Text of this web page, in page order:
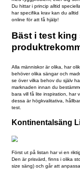
modell fast i olika mått.
Vissa är så kallade
sängar kanske är
bäst i hem som inretts
renoverar eller gör om
Funktioner däremot,
kroppstyper eller
finns andra funktioner
som har en motor som
med ryggproblem,
Du hittar i princip alltid
har specifika krav kan
online för att få hjälp!
Bäst i test